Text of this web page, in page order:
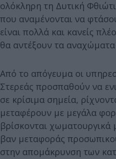
ολόκληρη τη Δυτική
που αναμένονται να
είναι πολλά και κανείς
θα αντέξουν τα
Από το απόγευμα οι
Στερεάς προσπαθούν να
σε κρίσιμα σημεία,
μεταφέρουν με μεγάλα
βρίσκονται χωματουργικά
βαν μεταφοράς
στην απομάκρυνση των